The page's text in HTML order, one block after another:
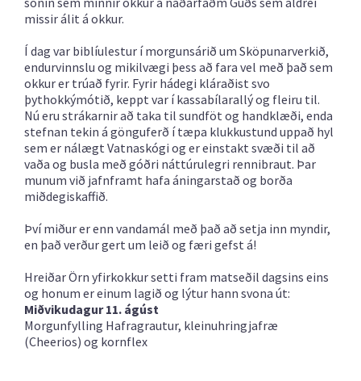
missir álit á okkur.
Í dag var biblíulestur í morgunsárið um Sköpunarverkið,
endurvinnslu og mikilvægi þess að fara vel með það sem
okkur er trúað fyrir. Fyrir hádegi kláraðist svo
þythokkýmótið, keppt var í kassabílarallý og fleiru til.
Nú eru strákarnir að taka til sundföt og handklæði, enda
stefnan tekin á gönguferð í tæpa klukkustund uppað hyl
sem er nálægt Vatnaskógi og er einstakt svæði til að
vaða og busla með góðri náttúrulegri rennibraut. Þar
munum við jafnframt hafa áningarstað og borða
miðdegiskaffið.
Því miður er enn vandamál með það að setja inn myndir,
en það verður gert um leið og færi gefst á!
Hreiðar Örn yfirkokkur setti fram matseðil dagsins eins
og honum er einum lagið og lýtur hann svona út:
Miðvikudagur 11. ágúst
Morgunfylling Hafragrautur, kleinuhringjafræ
(Cheerios) og kornflex